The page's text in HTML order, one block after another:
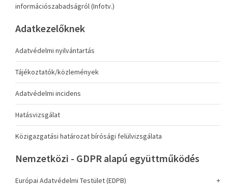
információszabadságról (Infotv.)
Adatkezelőknek
Adatvédelmi nyilvántartás
Tájékoztatók/közlemények
Adatvédelmi incidens
Hatásvizsgálat
Közigazgatási határozat bírósági felülvizsgálata
Nemzetközi - GDPR alapú együttműködés
Európai Adatvédelmi Testület (EDPB)